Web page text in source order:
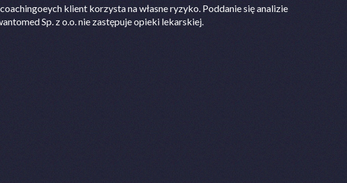
klient korzysta na własne ryzyko. Poddanie się analizie
Sp. z o.o. nie zastępuje opieki lekarskiej.